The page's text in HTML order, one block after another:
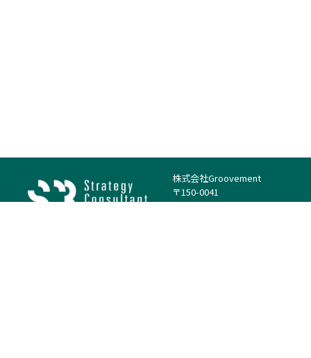
株式会社Groovement
〒150-0041
東京都渋谷区神南1丁目23−14